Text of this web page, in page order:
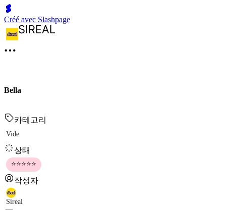
Créé avec Slashpage
Bella
카테고리
Vide
상태
⭐⭐⭐⭐⭐
작성자
Sireal